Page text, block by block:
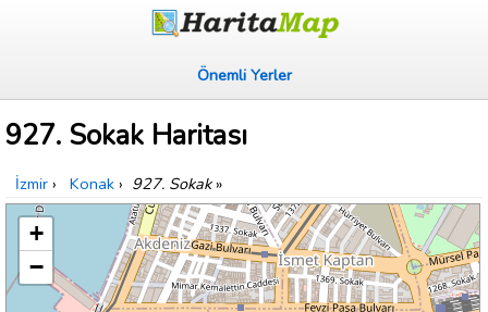
Önemli Yerler
927. Sokak Haritası
İzmir › Konak › 927. Sokak»
+
−